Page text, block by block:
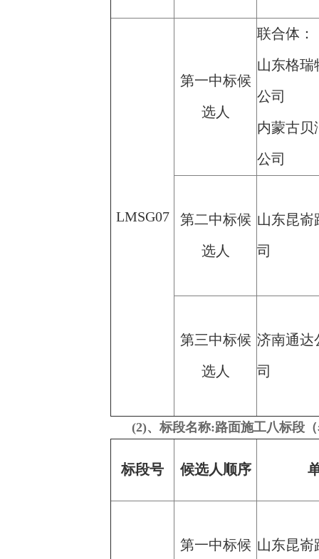
LMSG07
第一中标候
选人
联合体：
山东格瑞
公司
内蒙古贝
公司
第二中标候
选人
山东昆嵛
司
第三中标候
选人
济南通达
司
(2)、标段名称:路面施工八标段
标段号 候选人顺序
第一中标候 山东昆嵛